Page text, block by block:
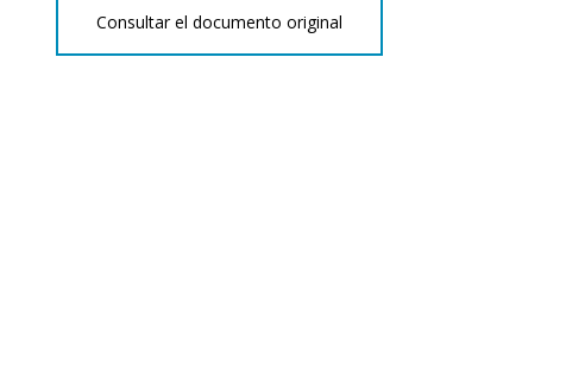
Consultar el documento original